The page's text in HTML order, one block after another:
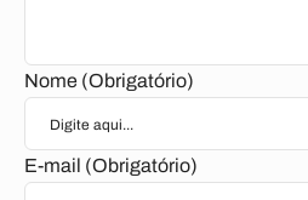
Nome (Obrigatório)
E-mail (Obrigatório)